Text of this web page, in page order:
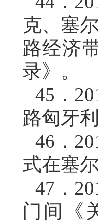
克、塞
路经济
录》。
45．
路匈牙
46．
式在塞
47．
门间《